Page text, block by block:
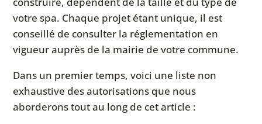
votre spa. Chaque projet étant unique, il est
conseillé de consulter la réglementation en
vigueur auprès de la mairie de votre commune.
Dans un premier temps, voici une liste non
exhaustive des autorisations que nous
aborderons tout au long de cet article :